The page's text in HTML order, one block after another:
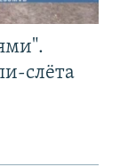
слёта